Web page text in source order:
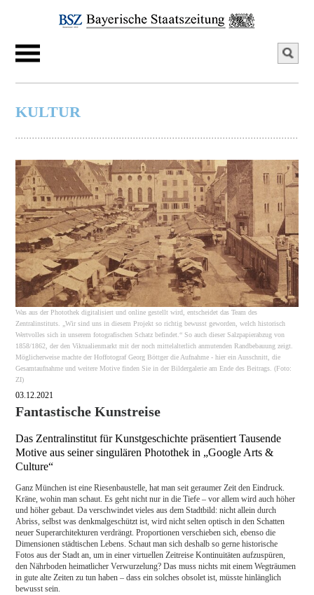
KULTUR
Was aus der Photothek digitalisiert und online gestellt wird, entscheidet das Team des
Zentralinstituts. „Wir sind uns in diesem Projekt so richtig bewusst geworden, welch historisch
Wertvolles sich in unserem fotografischen Schatz befindet.“ So auch dieser Salzpapierabzug von
1858/1862, der den Viktualienmarkt mit der noch mittelalterlich anmutenden Randbebauung zeigt.
Möglicherweise machte der Hoffotograf Georg Böttger die Aufnahme - hier ein Ausschnitt, die
Gesamtaufnahme und weitere Motive finden Sie in der Bildergalerie am Ende des Beitrags. (Foto:
ZI)
03.12.2021
Fantastische Kunstreise
Das Zentralinstitut für Kunstgeschichte präsentiert Tausende
Motive aus seiner singulären Photothek in „Google Arts &
Culture“
Ganz München ist eine Riesenbaustelle, hat man seit geraumer Zeit den Eindruck.
Kräne, wohin man schaut. Es geht nicht nur in die Tiefe – vor allem wird auch höher
und höher gebaut. Da verschwindet vieles aus dem Stadtbild: nicht allein durch
Abriss, selbst was denkmalgeschützt ist, wird nicht selten optisch in den Schatten
neuer Superarchitekturen verdrängt. Proportionen verschieben sich, ebenso die
Dimensionen städtischen Lebens. Schaut man sich deshalb so gerne historische
Fotos aus der Stadt an, um in einer virtuellen Zeitreise Kontinuitäten aufzuspüren,
den Nährboden heimatlicher Verwurzelung? Das muss nichts mit einem Wegträumen
in gute alte Zeiten zu tun haben – dass ein solches obsolet ist, müsste hinlänglich
bewusst sein.